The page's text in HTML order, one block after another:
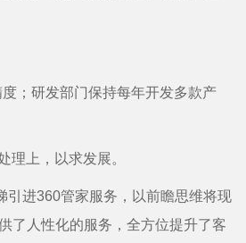
；研发部门保持每年开发多款产
理上，以求发展。
引进360管家服务，以前瞻思维将现
了人性化的服务，全方位提升了客